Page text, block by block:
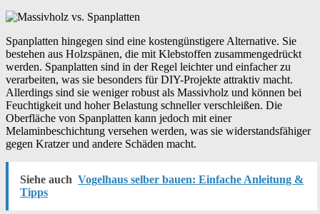
Spanplatten hingegen sind eine kostengünstigere Alternative. Sie
bestehen aus Holzspänen, die mit Klebstoffen zusammengedrückt
werden. Spanplatten sind in der Regel leichter und einfacher zu
verarbeiten, was sie besonders für DIY-Projekte attraktiv macht.
Allerdings sind sie weniger robust als Massivholz und können bei
Feuchtigkeit und hoher Belastung schneller verschleißen. Die
Oberfläche von Spanplatten kann jedoch mit einer
Melaminbeschichtung versehen werden, was sie widerstandsfähiger
gegen Kratzer und andere Schäden macht.
Siehe auch Vogelhaus selber bauen: Einfache Anleitung &
Tipps